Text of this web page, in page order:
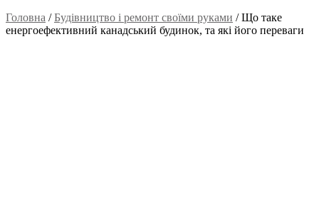
Головна /Будівництво і ремонт своїми руками /Що таке
енергоефективний канадський будинок, та які його переваги